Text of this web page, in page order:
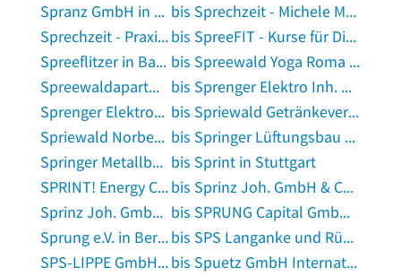
Spranz GmbH in Koblenz am Rhein
bis Sprechzeit - Michele Morjan Logopädische Praxis in Jüchen
Sprechzeit - Praxis für Logopädie in Hamburg
bis SpreeFIT - Kurse für Dich in Berlin
Spreeflitzer in Bad Saarow
bis Spreewald Yoga Roma Casley in Lübbenau, Spreewald
Spreewaldapartments Kossatz in Lübben, Spreewald
bis Sprenger Elektro Inh. Christian Sprenger in Ebertsheim, Pfalz
Sprenger Elektrotechnik in Nidderau, Hessen
bis Spriewald Getränkevertrieb in Salzhemmendorf
Spriewald Norbert Dipl.-Ing. Ingenieur-Büro für KFZ-Technik GmbH KFZ-Sachverständiger in Bergisch Gladbach
bis Springer Lüftungsbau UG (haftungsbeschränkt) in Feuchtwangen
Springer Metallbau GmbH in Steinebach, Sieg bis Sprint in Stuttgart
SPRINT! Energy Consulting GmbH in Essen, Ruhr
bis Sprinz Joh. GmbH & Co. in Grünkraut
Sprinz Joh. GmbH & Co.KG Sanitärausstattung in Grünkraut
bis SPRUNG Capital GmbH in Frankfurt am Main
Sprung e.V. in Bernburg, Saale
bis SPS Langanke und Rüeck GmbH in Ostfildern
SPS-LIPPE GmbH in Detmold
bis Spuetz GmbH International Business Consulting in Köln